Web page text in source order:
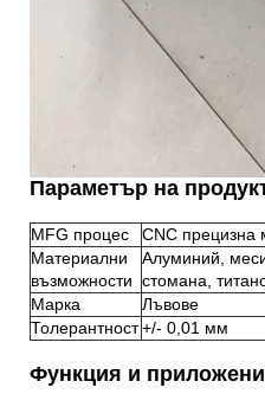
Параметър на
MFG процес
CNC прецизна
Материални
възможности
Алуминий,
стомана,
Марка
Лъвове
Толерантност+/- 0,01 мм
Функция и